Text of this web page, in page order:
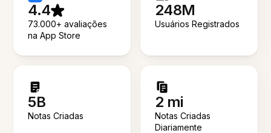
4.4
73.000+ avaliações
na App Store
248M
Usuários Registrados
5B
Notas Criadas
2 mi
Notas Criadas
Diariamente